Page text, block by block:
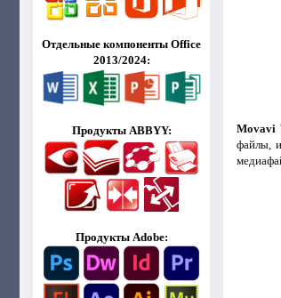
Отдельные компоненты Office
2013/2024:
Продукты ABBYY:
Продукты Adobe:
Movavi
файлы,